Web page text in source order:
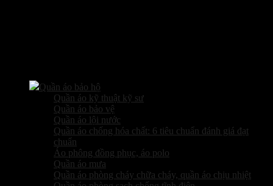
Quần áo bảo hộ
Quần áo kỹ thuật kỹ sư
Quần áo bảo vệ
Quần áo lội nước
Quần áo chống hóa chất: 6 tiêu chuẩn đánh giá đạt
chuẩn
Áo phông đồng phục, áo polo
Quần áo mưa
Quần áo phòng cháy chữa cháy, quần áo chịu nhiệt